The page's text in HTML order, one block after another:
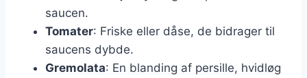
saucen.
Tomater: Friske eller dåse, de bidrager til
saucens dybde.
Gremolata: En blanding af persille, hvidløg